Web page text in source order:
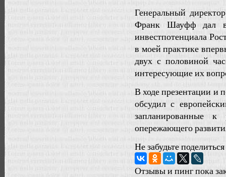
Генеральный
Франк Шауфф дал
инвестпотенциала
в моей практике
двух с половиной
интересующие их
В ходе презентации и
обсудил с
запланированные
опережающего
Не забудьте
Отзывы и пинг пока